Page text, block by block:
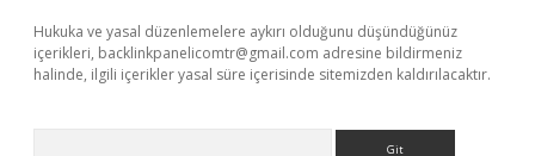
Hukuka ve yasal düzenlemelere aykırı olduğunu düşündüğünüz
içerikleri, backlinkpanelicomtr@gmail.com adresine bildirmeniz
halinde, ilgili içerikler yasal süre içerisinde sitemizden kaldırılacaktır.